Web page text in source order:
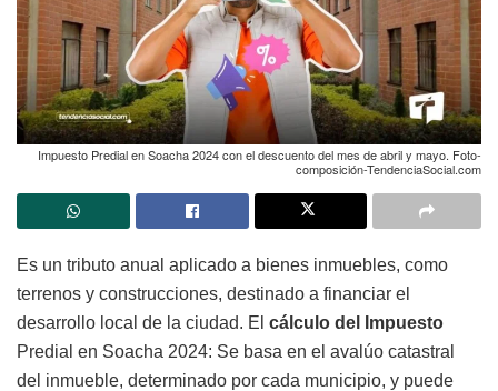
Impuesto Predial en Soacha 2024 con el descuento del mes de abril y mayo. Foto-
composición-TendenciaSocial.com
Es un tributo anual aplicado a bienes inmuebles, como
terrenos y construcciones, destinado a financiar el
desarrollo local de la ciudad. El cálculo del Impuesto
Predial en Soacha 2024: Se basa en el avalúo catastral
del inmueble, determinado por cada municipio, y puede